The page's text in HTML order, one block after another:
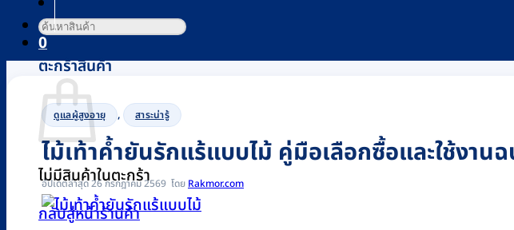
0
ตะกร้าสินค้า
ไม่มีสินค้าในตะกร้า
กลับสู่หน้าร้านค้า
ค้นหา:
ดูแลผู้สูงอายุ , สาระน่ารู้
ไม้เท้าค้ำยันรักแร้แบบไม้ คู่มือเลือกซื้อและใช้งา
อัปเดตล่าสุด 26 กรกฎาคม 2569 Rakmor.com